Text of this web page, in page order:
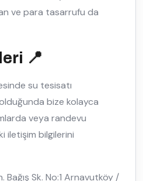
ve para tasarrufu da
📍
su tesisatı
bize kolayca
veya randevu
iletişim bilgilerini
Bağış Sk. No:1 Arnavutköy /